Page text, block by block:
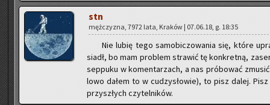
stn
męż­czy­zna, 7972 lata, Kra­ków | 07.06.18, g. 18:35
Nie lubię tego sa­mo­bi­czo­wa­nia się, które
siadł, bo mam pro­blem stra­wić tę kon­kret­ną,
sep­pu­ku w ko­men­ta­rzach, a nas pró­bo­wać
lo­wo dałem to w cu­dzy­sło­wie), to pisz dalej.
przy­szłych czy­tel­ni­ków.